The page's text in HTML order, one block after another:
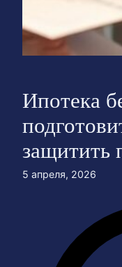
Ипотека
защитить
5 апреля, 2026